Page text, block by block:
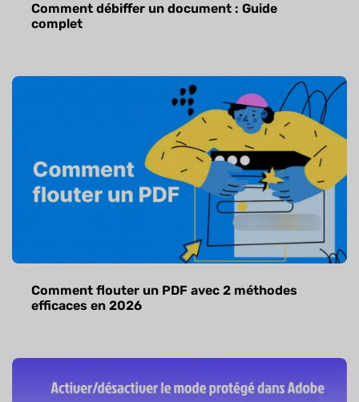
Comment débiffer un document : Guide
complet
Comment flouter un PDF avec 2 méthodes
efficaces en 2026